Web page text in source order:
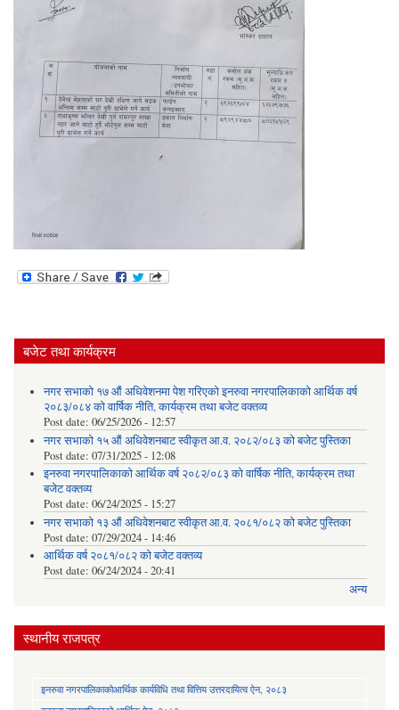
बजेट तथा कार्यक्रम
नगर सभाको १७ औं अधिवेशनमा पेश गरिएको इनरुवा नगरपालिकाको आर्थिक वर्ष
२०८३/०८४ को वार्षिक नीति, कार्यक्रम तथा बजेट वक्तव्य
Post date: 06/25/2026 - 12:57
नगर सभाको १५ औं अधिवेशनबाट स्वीकृत आ.व. २०८२/०८३ को बजेट पुस्तिका
Post date: 07/31/2025 - 12:08
इनरुवा नगरपालिकाको आर्थिक वर्ष २०८२/०८३ को वार्षिक नीति, कार्यक्रम तथा
बजेट वक्तव्य
Post date: 06/24/2025 - 15:27
नगर सभाको १३ औं अधिवेशनबाट स्वीकृत आ.व. २०८१/०८२ को बजेट पुस्तिका
Post date: 07/29/2024 - 14:46
आर्थिक वर्ष २०८१/०८२ को बजेट वक्तव्य
Post date: 06/24/2024 - 20:41
अन्य
स्थानीय राजपत्र
इनरुवा नगरपालिकाकोआर्थिक कार्यविधि तथा वित्तिय उत्तरदायित्व ऐन, २०८३